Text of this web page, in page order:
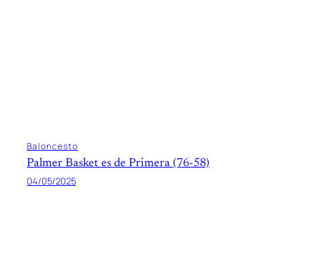
Baloncesto
Palmer Basket es de Primera (76-58)
04/05/2025